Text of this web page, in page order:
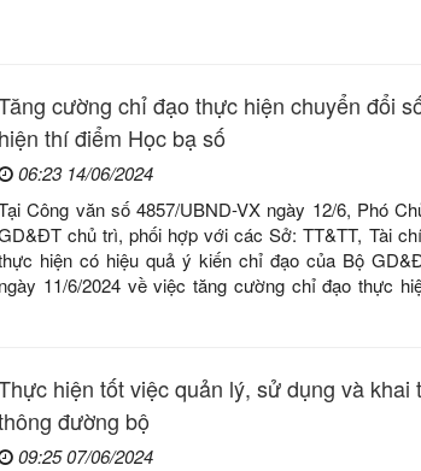
cường chỉ đạo thực hiện chuyển đổi
hiện thí điểm Học bạ số
06:23 14/06/2024
Công văn số 4857/UBND-VX ngày 12/6, Phó
chủ trì, phối hợp với các Sở: TT&TT, Tài
hiện có hiệu quả ý kiến chỉ đạo của Bộ
ngày 11/6/2024 về việc tăng cường chỉ đạo thực
hiện tốt việc quản lý, sử dụng và
đường bộ
09:25 07/06/2024